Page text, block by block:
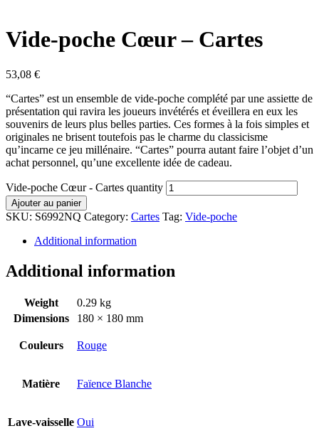
Vide-poche Cœur – Cartes
53,08 €
“Cartes” est un ensemble de vide-poche complété par une assiette de
présentation qui ravira les joueurs invétérés et éveillera en eux les
souvenirs de leurs plus belles parties. Ces formes à la fois simples et
originales ne brisent toutefois pas le charme du classicisme
qu’incarne ce jeu millénaire. “Cartes” pourra autant faire l’objet d’un
achat personnel, qu’une excellente idée de cadeau.
Vide-poche Cœur - Cartes quantity
Ajouter au panier
SKU: S6992NQ Category: Cartes Tag: Vide-poche
Additional information
Additional information
Weight
0.29 kg
Dimensions
180 × 180 mm
Couleurs Rouge
Matière Faïence Blanche
Lave-vaisselle Oui